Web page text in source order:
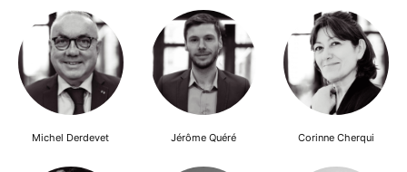
Michel Derdevet Jérôme Quéré Corinne Cherqui